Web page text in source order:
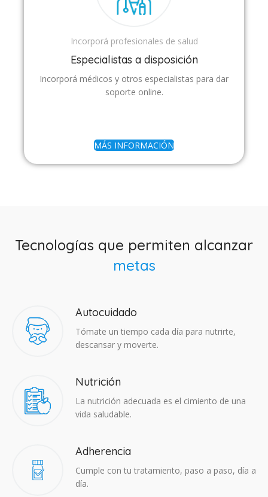
Incorporá profesionales de salud
Especialistas a disposición
Incorporá médicos y otros especialistas para dar
soporte online.
MÁS INFORMACIÓN
Tecnologías que permiten alcanzar
metas
Autocuidado
Tómate un tiempo cada día para nutrirte,
descansar y moverte.
Nutrición
La nutrición adecuada es el cimiento de una
vida saludable.
Adherencia​
Cumple con tu tratamiento, paso a paso, día a
día.